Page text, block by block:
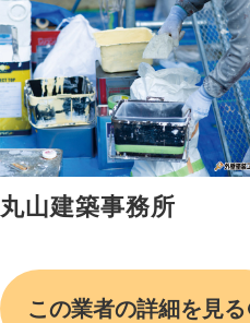
丸山建築事務所
この業者の詳細を見る